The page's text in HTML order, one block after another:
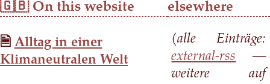
🇬🇧 On this website
Alltag in einer
Klimaneutralen Welt
elsewhere
(alle Einträge:
external-rss —
weitere auf